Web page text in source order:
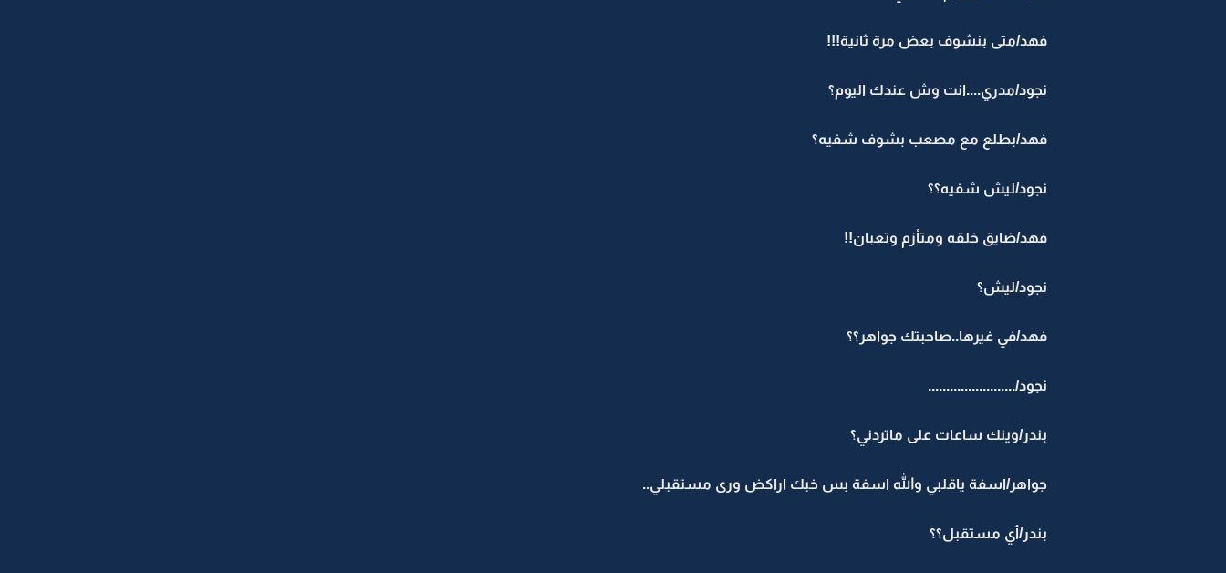
فهد/متى بنشوف بعض مرة ثانية!!!
نجود/مدري....انت وش عندك اليوم؟
فهد/بطلع مع مصعب بشوف شفيه؟
نجود/ليش شفيه؟؟
فهد/ضايق خلقه ومتاْزم وتعبان!!
نجود/ليش؟
فهد/في غيرها..صاحبتك جواهر؟؟
نجود/........................
بندر/وينك ساعات على ماتردني؟
جواهر/اسفة ياقلبي والله اسفة بس خبك اراكض ورى مستقبلي..
بندر/أي مستقبل؟؟